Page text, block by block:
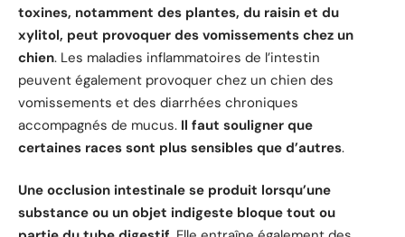
toxines, notamment des plantes, du raisin et du
xylitol, peut provoquer des vomissements chez un
chien. Les maladies inflammatoires de l’intestin
peuvent également provoquer chez un chien des
vomissements et des diarrhées chroniques
accompagnés de mucus. Il faut souligner que
certaines races sont plus sensibles que d’autres.
Une occlusion intestinale se produit lorsqu’une
substance ou un objet indigeste bloque tout ou